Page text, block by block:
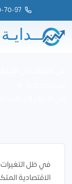
70-97
في ظل التغيرات
الاقتصادية